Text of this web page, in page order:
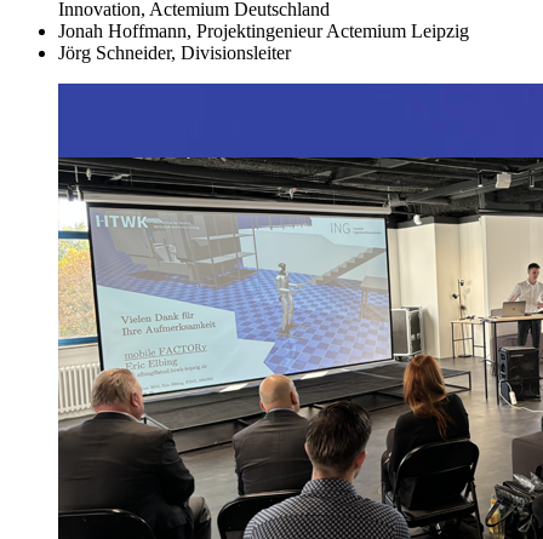
Innovation, Actemium Deutschland
Jonah Hoffmann, Projektingenieur Actemium Leipzig
Jörg Schneider, Divisionsleiter